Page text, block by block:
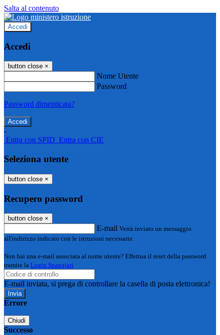
Salta al contenuto
Accedi
Accedi
button close ×
Nome Utente
Password
Password dimenticata?
-
Entra con SPID Entra con CIE
Seleziona utente
button close ×
Recupero password
button close ×
E-mail Verrà inviato un messaggio
all'indirizzo indicato con le istruzioni necessarie.
Non hai una e-mail associata al nome utente? Effettua il reset della password
tramite la Login Spaggiari
E-mail inviata, si prega di controllare la casella di posta elettronica!
Errore
Chiudi
Successo